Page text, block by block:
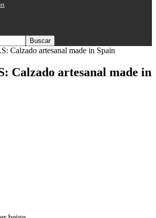
Calzado artesanal made in Spain
Calzado artesanal made in